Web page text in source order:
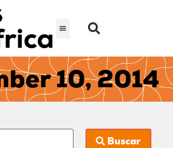
10, 2014
Buscar